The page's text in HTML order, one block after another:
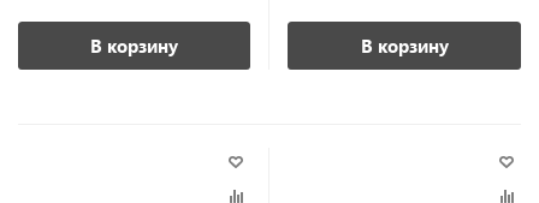
В корзину В корзину